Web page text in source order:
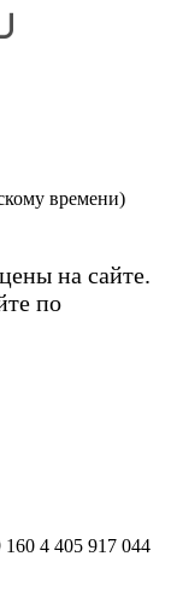
времени)
на сайте.
по
4 405 917 044